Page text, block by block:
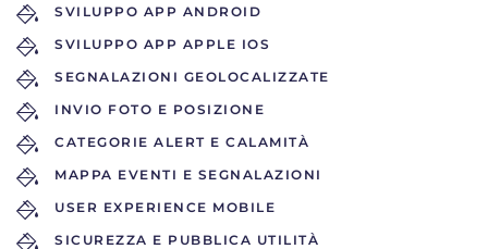
SVILUPPO APP ANDROID
SVILUPPO APP APPLE IOS
SEGNALAZIONI GEOLOCALIZZATE
INVIO FOTO E POSIZIONE
CATEGORIE ALERT E CALAMITÀ
MAPPA EVENTI E SEGNALAZIONI
USER EXPERIENCE MOBILE
SICUREZZA E PUBBLICA UTILITÀ